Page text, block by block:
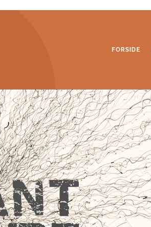
FORSIDE